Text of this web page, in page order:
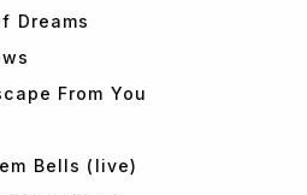
Dreams
From You
Bells (live)